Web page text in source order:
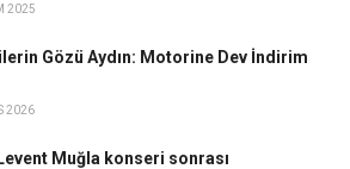
2025
Gözü Aydın: Motorine Dev İndirim
2026
Muğla konseri sonrası